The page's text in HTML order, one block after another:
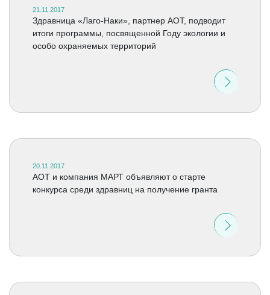
21.11.2017
Здравница «Лаго-Наки», партнер АОТ, подводит
итоги программы, посвященной Году экологии и
особо охраняемых территорий
20.11.2017
АОТ и компания МАРТ объявляют о старте
конкурса среди здравниц на получение гранта